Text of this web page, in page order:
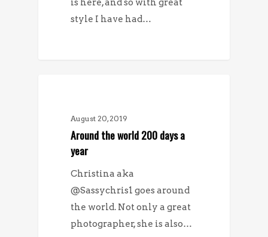
is here, and so with great
style I have had…
August 20, 2019
Around the world 200 days a
year
Christina aka
@Sassychris1 goes around
the world. Not only a great
photographer, she is also…